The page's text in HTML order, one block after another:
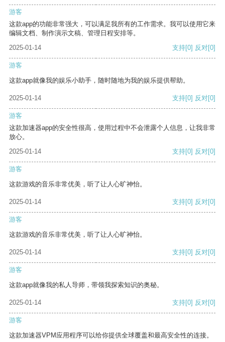
游客
这款app的功能非常强大，可以满足我所有的工作需求。我可以使用它来
编辑文档、制作演示文稿、管理日程安排等。
2025-01-14
支持[0] 反对[0]
游客
这款app就像我的娱乐小助手，随时随地为我的娱乐提供帮助。
2025-01-14 支持[0] 反对[0]
游客
这款加速器app的安全性很高，使用过程中不会泄露个人信息，让我非常
放心。
2025-01-14
支持[0] 反对[0]
游客
这款游戏的音乐非常优美，听了让人心旷神怡。
2025-01-14 支持[0] 反对[0]
游客
这款游戏的音乐非常优美，听了让人心旷神怡。
2025-01-14 支持[0] 反对[0]
游客
这款app就像我的私人导师，带领我探索知识的奥秘。
2025-01-14 支持[0] 反对[0]
游客
这款加速器VPM应用程序可以给你提供全球覆盖和最高安全性的连接。